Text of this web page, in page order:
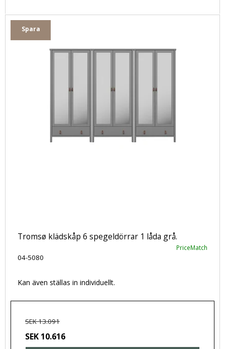
Spara
Tromsø klädskåp 6 spegeldörrar 1 låda grå.
PriceMatch
04-5080
Kan även ställas in individuellt.
SEK 13.091
SEK 10.616